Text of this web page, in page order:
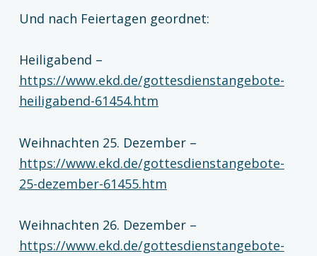
Und nach Feiertagen geordnet:
Heiligabend –
https://www.ekd.de/gottesdienstangebote-
heiligabend-61454.htm
Weihnachten 25. Dezember –
https://www.ekd.de/gottesdienstangebote-
25-dezember-61455.htm
Weihnachten 26. Dezember –
https://www.ekd.de/gottesdienstangebote-